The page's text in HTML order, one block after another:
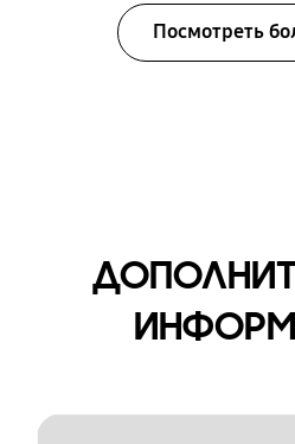
Посмотреть